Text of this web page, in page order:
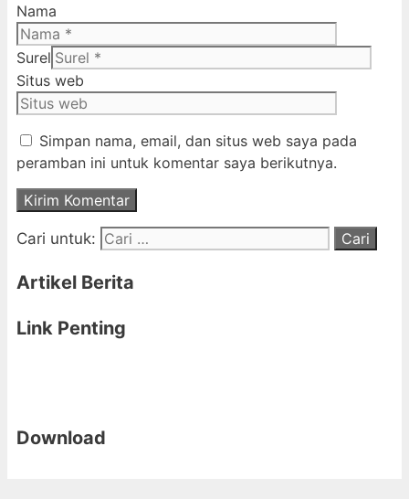
Nama
Surel
Situs web
Simpan nama, email, dan situs web saya pada
peramban ini untuk komentar saya berikutnya.
Cari untuk:
Artikel Berita
Link Penting
Download